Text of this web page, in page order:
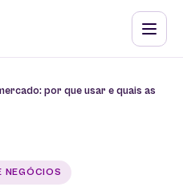
por que usar e quais as
NEGÓCIOS